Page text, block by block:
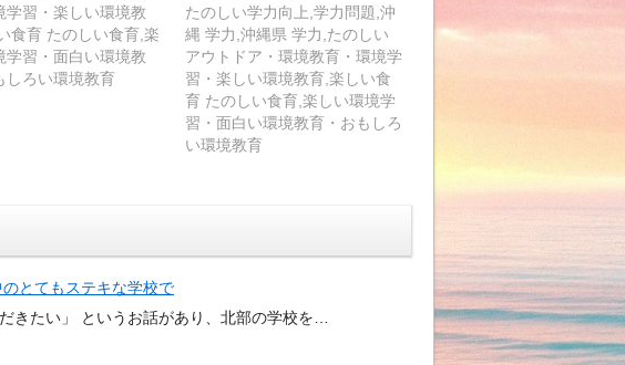
学習・楽しい環境教
食育 たのしい食育,楽
学習・面白い環境教
しろい環境教育
たのしい学力向上,学力問題,沖
縄 学力,沖縄県 学力,たのしい
アウトドア・環境教育・環境学
習・楽しい環境教育,楽しい食
育 たのしい食育,楽しい環境学
習・面白い環境教育・おもしろ
い環境教育
とてもステキな学校で
きたい」 というお話があり、北部の学校を…